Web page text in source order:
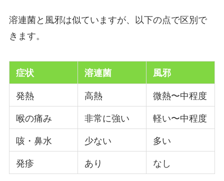
溶連菌と風邪は似ていますが、以下の点で区別で
きます。
症状 溶連菌
風邪
発熱
高熱
微熱〜中程度
喉の痛み
非常に強い
軽い〜中程度
咳・鼻水
少ない
多い
発疹
あり なし